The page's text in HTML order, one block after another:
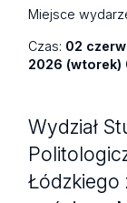
Miejsce
Czas: 02
2026 (wtorek)
Wydział
Łódzkiego